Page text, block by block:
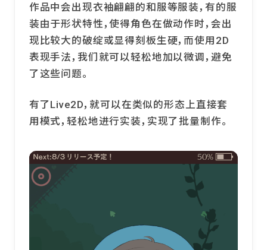
作品中会出现衣袖翩翩的和服等服装，有的服
装由于形状特性，使得角色在做动作时，会出
现比较大的破绽或显得刻板生硬，而使用2D
表现手法，我们就可以轻松地加以微调，避免
了这些问题。
有了Live2D，就可以在类似的形态上直接套
用模式，轻松地进行实装，实现了批量制作。